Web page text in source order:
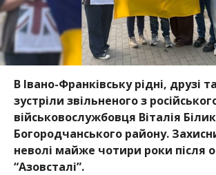
В Івано-Франківську рідні, друзі
зустріли звільненого з
військовослужбовця Віталія
Богородчанського району.
неволі майже чотири роки після
“Азовсталі”.